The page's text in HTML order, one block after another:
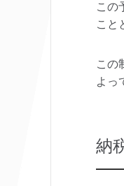
この
こと
この
よっ
納